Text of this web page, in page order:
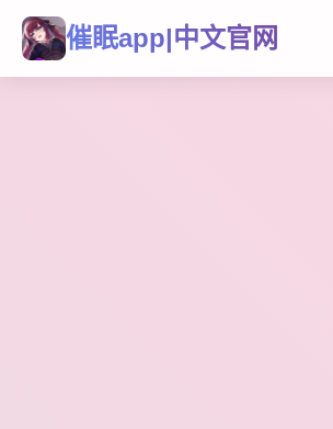
催眠app|中文官网